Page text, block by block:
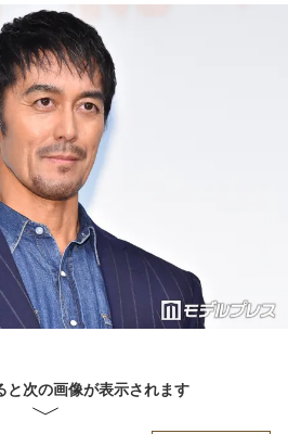
と次の画像が表示されます